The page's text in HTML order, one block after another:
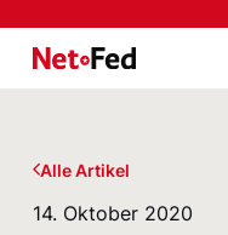
NetFederation GmbH
Alle Artikel
14. Oktober 2020